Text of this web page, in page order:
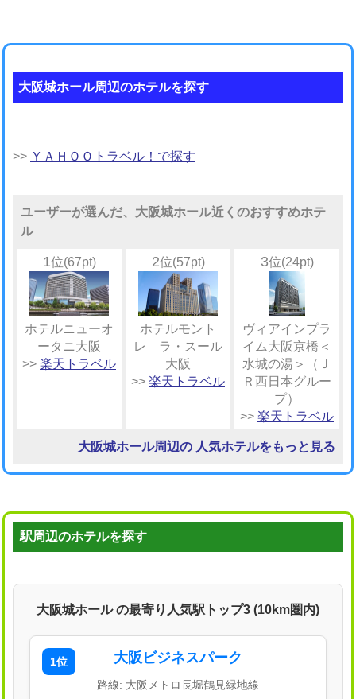
大阪城ホール周辺のホテルを探す
>> ＹＡＨＯＯトラベル！で探す
ユーザーが選んだ、大阪城ホール近くのおすすめホテ
ル
1位(67pt)
ホテルニューオ
ータニ大阪
>> 楽天トラベル
2位(57pt)
ホテルモント
レ ラ・スール
大阪
>> 楽天トラベル
3位(24pt)
ヴィアインプラ
イム大阪京橋＜
水城の湯＞（Ｊ
Ｒ西日本グルー
プ）
>> 楽天トラベル
大阪城ホール周辺の 人気ホテルをもっと見る
駅周辺のホテルを探す
大阪城ホール の最寄り人気駅トップ3 (10km圏内)
1位 大阪ビジネスパーク
路線: 大阪メトロ長堀鶴見緑地線